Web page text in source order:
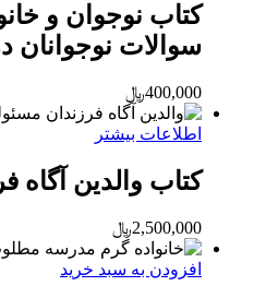
کتاب نوجوان و
سوالات نوجوانان
400,000﷼
اطلاعات بیشتر
کتاب والدین آگاه
2,500,000﷼
افزودن به سبد خرید